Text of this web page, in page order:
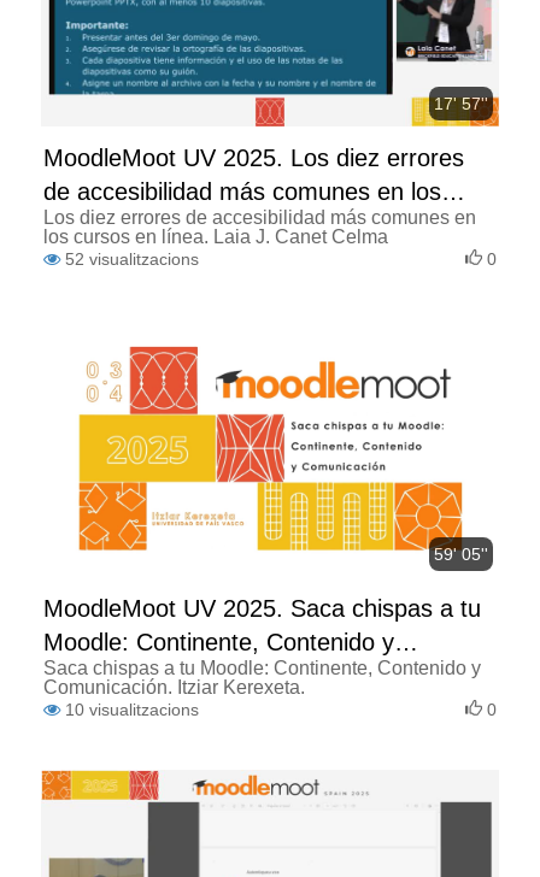
17' 57''
MoodleMoot UV 2025. Los diez errores
de accesibilidad más comunes en los
cursos en línea.
Los diez errores de accesibilidad más comunes en
los cursos en línea. Laia J. Canet Celma
52 visualitzacions 0
59' 05''
MoodleMoot UV 2025. Saca chispas a tu
Moodle: Continente, Contenido y
Comunicación.
Saca chispas a tu Moodle: Continente, Contenido y
Comunicación. Itziar Kerexeta.
10 visualitzacions 0